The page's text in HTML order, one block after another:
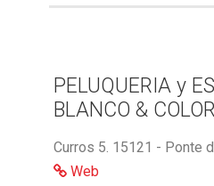
PELUQUERIA y
BLANCO & COLOR
Curros 5. 15121 - Ponte
Web